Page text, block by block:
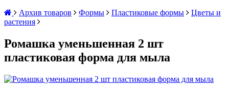
Архив товаров
Формы Пластиковые формы
Цветы и
растения
Ромашка уменьшенная 2 шт
пластиковая форма для мыла